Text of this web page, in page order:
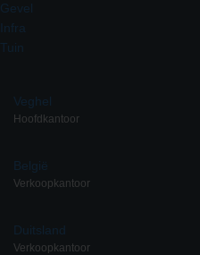
Gevel
Infra
Tuin
Veghel
Hoofdkantoor
België
Verkoopkantoor
Duitsland
Verkoopkantoor